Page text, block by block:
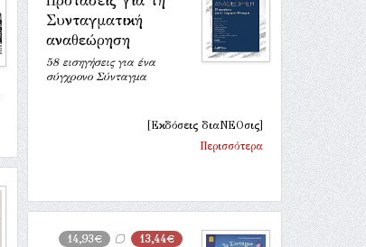
Συνταγματική
αναθεώρηση
58 εισηγήσεις για ένα
σύγχρονο Σύνταγμα
[Εκδόσεις διαΝΕΟσις]
Περισσότερα
14,93€ 13,44€